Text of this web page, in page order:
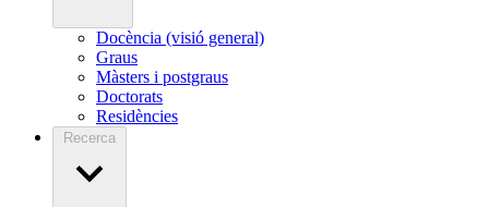
Docència (visió general)
Graus
Màsters i postgraus
Doctorats
Residències
Recerca